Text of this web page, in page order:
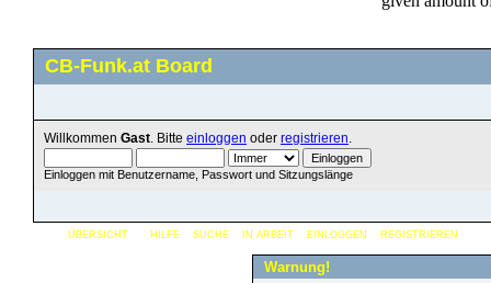
CB-Funk.at Board
Willkommen Gast . Bitte einloggen oder registrieren
Einloggen mit Benutzername, Passwort und Sitzungslänge
ÜBERSICHT HILFE SUCHE IN ARBEIT EINLOGGEN REGISTRIEREN
Warnung!